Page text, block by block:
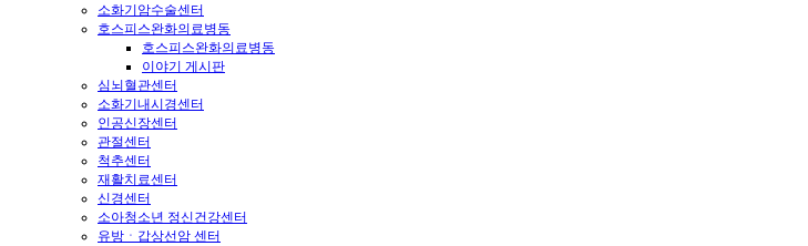
소화기암수술센터
호스피스완화의료병동
호스피스완화의료병동
이야기 게시판
심뇌혈관센터
소화기내시경센터
인공신장센터
관절센터
척추센터
재활치료센터
신경센터
소아청소년 정신건강센터
유방ㆍ갑상선암 센터